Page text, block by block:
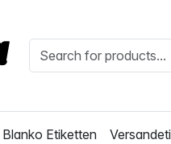
Blanko Etiketten